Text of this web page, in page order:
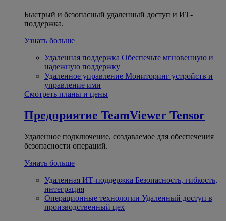
Быстрый и безопасный удаленный доступ и ИТ-
поддержка.
Узнать больше
Удаленная поддержка Обеспечьте мгновенную и
надежную поддержку
Удаленное управление Мониторинг устройств и
управление ими
Смотреть планы и цены
Предприятие TeamViewer Tensor
Удаленное подключение, создаваемое для обеспечения
безопасности операций.
Узнать больше
Удаленная ИТ-поддержка Безопасность, гибкость,
интеграция
Операционные технологии Удаленный доступ в
производственный цех